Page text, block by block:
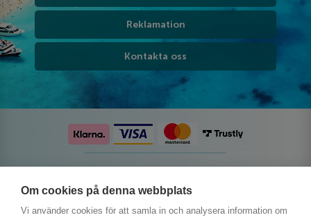
Om cookies på denna webbplats
Vi använder cookies för att samla in och analysera information om
Reklamation
Kontakta oss